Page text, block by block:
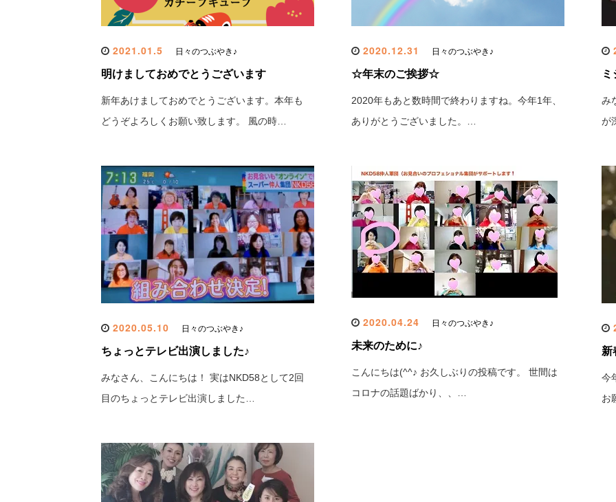
2021.01.5 日々のつぶやき♪
明けましておめでとうございます
新年あけましておめでとうございます。本年も
どうぞよろしくお願い致します。 風の時…
2020.12.31 日々のつぶやき♪
☆年末のご挨拶☆
2020年もあと数時間で終わりますね。今年1年、
ありがとうございました。…
み
が
2020.05.10 日々のつぶやき♪
ちょっとテレビ出演しました♪
みなさん、こんにちは！ 実はNKD58として2回
目のちょっとテレビ出演しました…
2020.04.24 日々のつぶやき♪
未来のために♪
こんにちは(^^♪ お久しぶりの投稿です。 世間は
コロナの話題ばかり、、…
新
今
お